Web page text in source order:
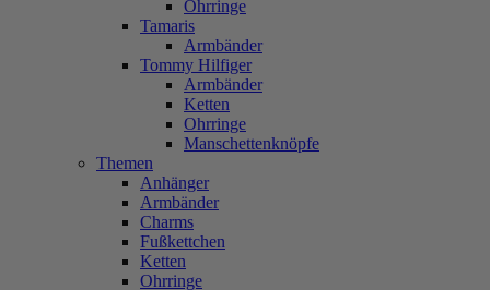
Ohrringe
Tamaris
Armbänder
Tommy Hilfiger
Armbänder
Ketten
Ohrringe
Manschettenknöpfe
Themen
Anhänger
Armbänder
Charms
Fußkettchen
Ketten
Ohrringe